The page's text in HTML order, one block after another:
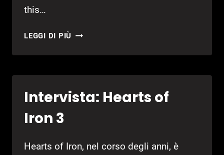
this…
LEGGI DI PIÙ INTERVISTA
DISCIPLE
PRODUCTIONS
Intervista: Hearts of
Iron 3
Hearts of Iron, nel corso degli anni, è